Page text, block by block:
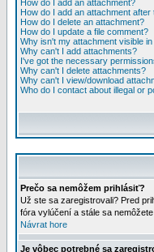
How do I add an attachment?
How do I add an attachment after
How do I delete an attachment?
How do I update a file comment?
Why isn't my attachment visible
Why can't I add attachments?
I've got the necessary
Why can't I delete attachments?
Why can't I view/download
Who do I contact about illegal or
Prečo sa nemôžem prihlásiť?
Už ste sa zaregistrovali? Pred
fóra vylúčení a stále sa
Návrat hore
Je vôbec potrebné sa